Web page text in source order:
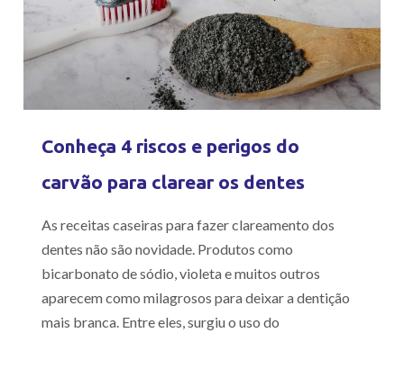
Conheça 4 riscos e perigos do
carvão para clarear os dentes
As receitas caseiras para fazer clareamento dos
dentes não são novidade. Produtos como
bicarbonato de sódio, violeta e muitos outros
aparecem como milagrosos para deixar a dentição
mais branca. Entre eles, surgiu o uso do